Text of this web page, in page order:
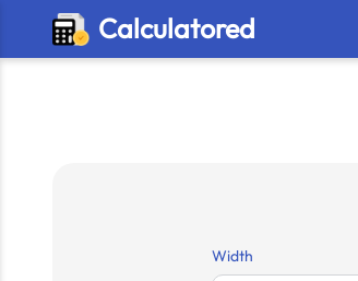
Calculatored
Width